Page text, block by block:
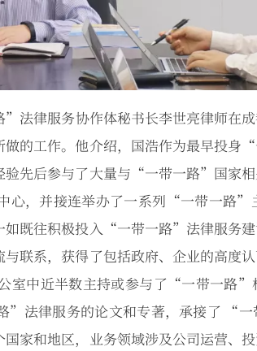
法律服务协作体秘书长李世亮律师在
的工作。他介绍，国浩作为最早投身
先后参与了大量与“一带一路”国家相
心，并接连举办了一系列“一带一路”
如既往积极投入“一带一路”法律服务
联系，获得了包括政府、企业的高度
室中近半数主持或参与了“一带一路”
法律服务的论文和专著，承接了 “一
家和地区，业务领域涉及公司运营、